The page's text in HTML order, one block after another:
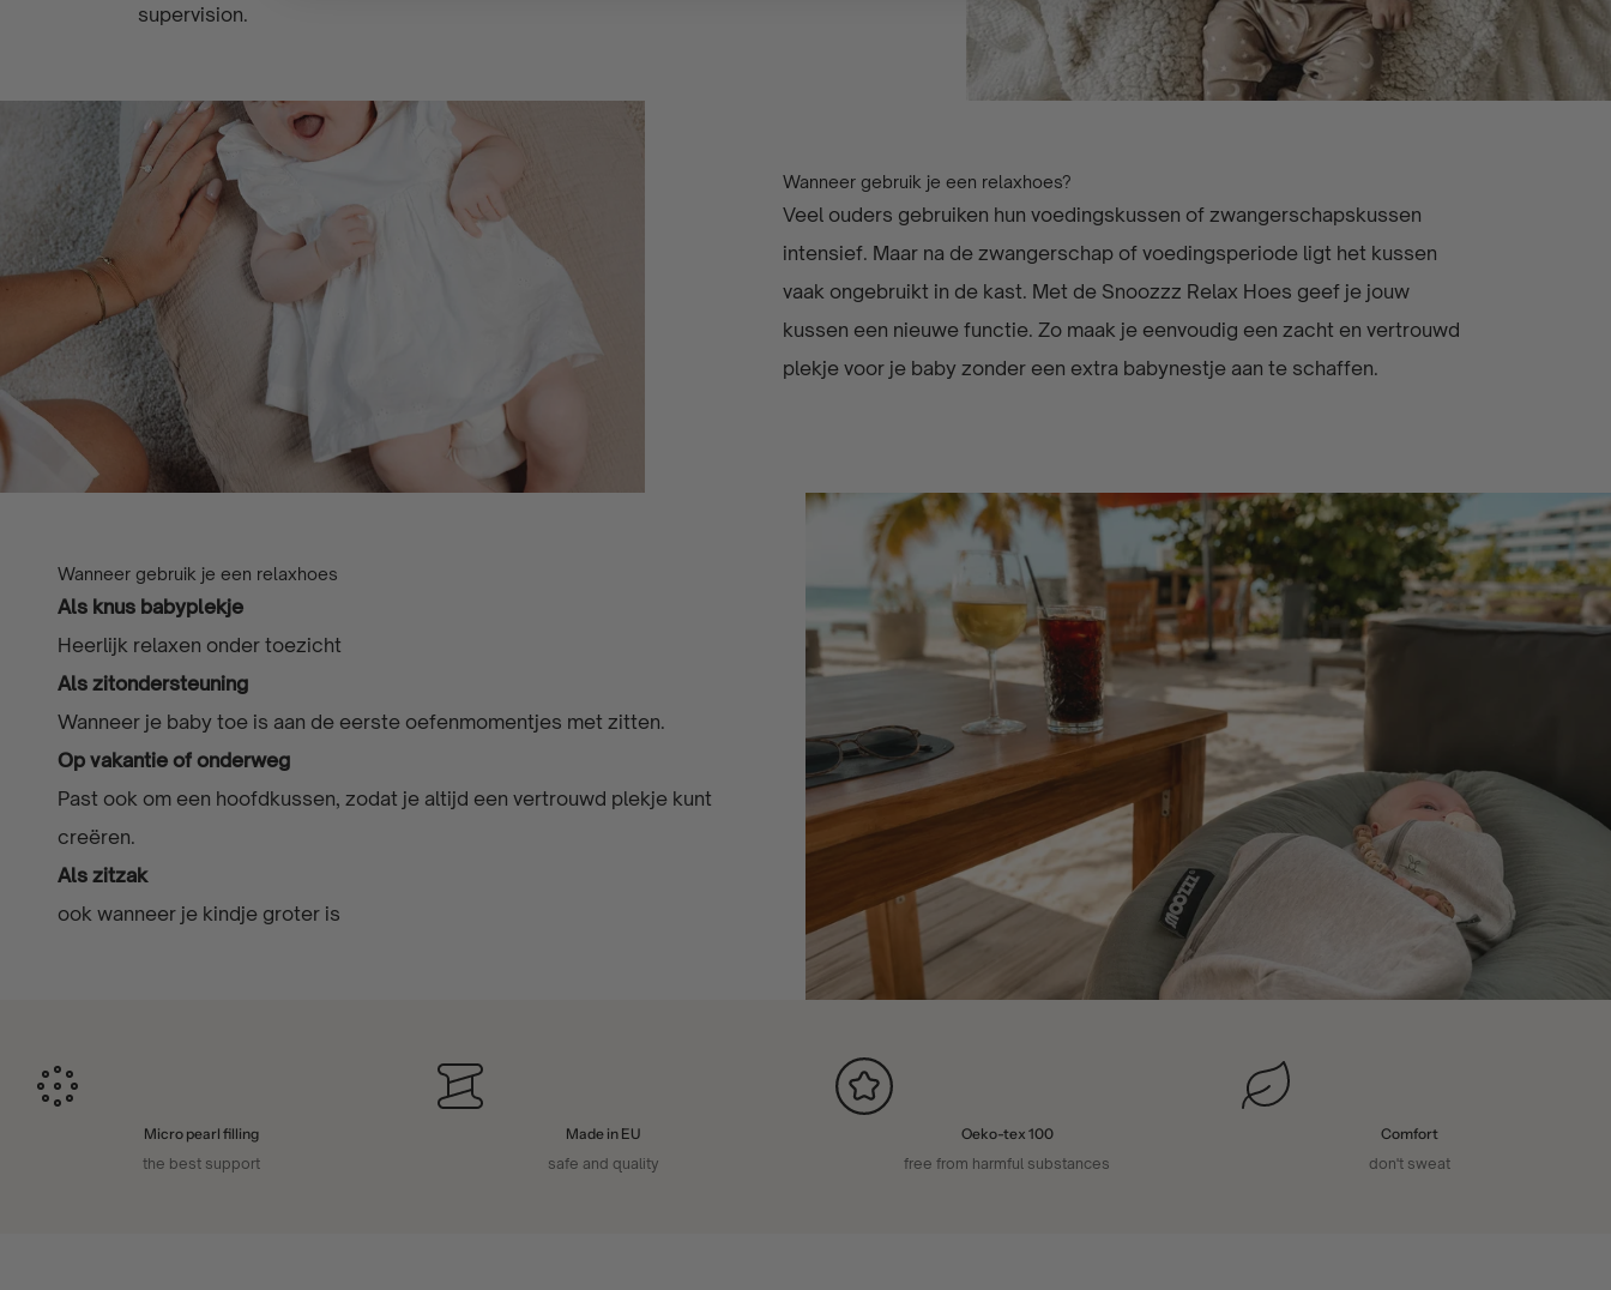
supervision.
Wanneer gebruik je een relaxhoes?
Veel ouders gebruiken hun voedingskussen of zwangerschapskussen
intensief. Maar na de zwangerschap of voedingsperiode ligt het kussen
vaak ongebruikt in de kast. Met de Snoozzz Relax Hoes geef je jouw
kussen een nieuwe functie. Zo maak je eenvoudig een zacht en vertrouwd
plekje voor je baby zonder een extra babynestje aan te schaffen.
Wanneer gebruik je een relaxhoes
Als knus babyplekje
Heerlijk relaxen onder toezicht
Als zitondersteuning
Wanneer je baby toe is aan de eerste oefenmomentjes met zitten.
Op vakantie of onderweg
Past ook om een hoofdkussen, zodat je altijd een vertrouwd plekje kunt
creëren.
Als zitzak
ook wanneer je kindje groter is
Micro pearl filling
the best support
Made in EU
safe and quality
Oeko-tex 100
free from harmful substances
Comfort
don't sweat